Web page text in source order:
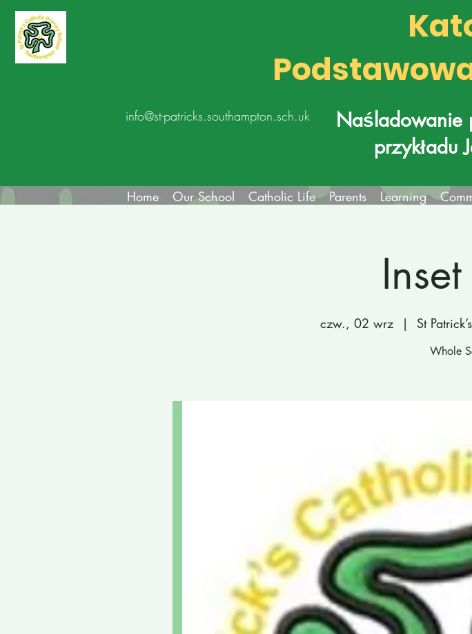
info@st-patricks.southampton.sch.uk
Naśladowanie
przykładu
Home Our School Catholic Life Parents Learning
czw., 02 wrz
  |
St
Whole